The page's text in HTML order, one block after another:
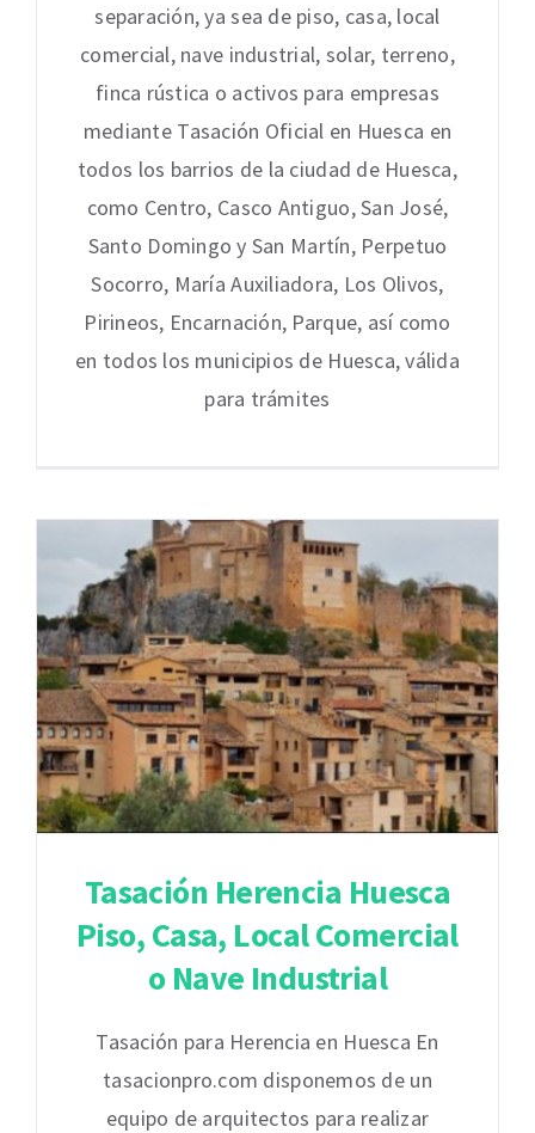
separación, ya sea de piso, casa, local
comercial, nave industrial, solar, terreno,
finca rústica o activos para empresas
mediante Tasación Oficial en Huesca en
todos los barrios de la ciudad de Huesca,
como Centro, Casco Antiguo, San José,
Santo Domingo y San Martín, Perpetuo
Socorro, María Auxiliadora, Los Olivos,
Pirineos, Encarnación, Parque, así como
en todos los municipios de Huesca, válida
para trámites
Tasación Herencia Huesca
Piso, Casa, Local Comercial
o Nave Industrial
Tasación para Herencia en Huesca En
tasacionpro.com disponemos de un
equipo de arquitectos para realizar